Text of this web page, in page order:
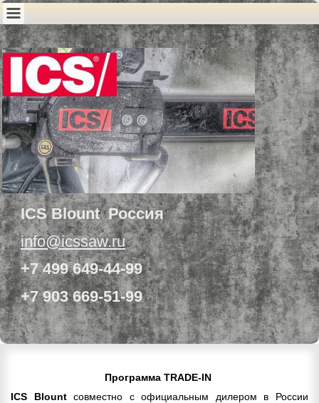
ICS Blount Россия
info@icssaw.ru
+7 499 649-44-99
+7 903 669-51-99
Программа TRADE-IN
ICS Blountсовместно с официальным дилером в России